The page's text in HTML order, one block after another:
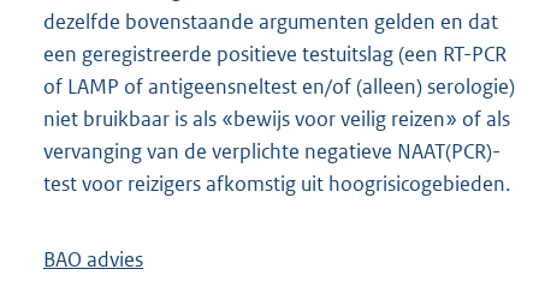
dezelfde bovenstaande argumenten gelden en dat
een geregistreerde positieve testuitslag (een RT-PCR
of LAMP of antigeensneltest en/of (alleen) serologie)
niet bruikbaar is als «bewijs voor veilig reizen» of als
vervanging van de verplichte negatieve NAAT(PCR)-
test voor reizigers afkomstig uit hoogrisicogebieden.
BAO advies